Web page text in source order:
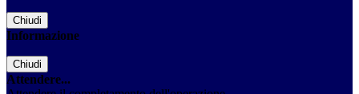
Chiudi
Informazione
Chiudi
Attendere...